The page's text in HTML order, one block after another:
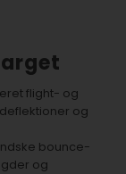
flight- og
og
bounce-
og